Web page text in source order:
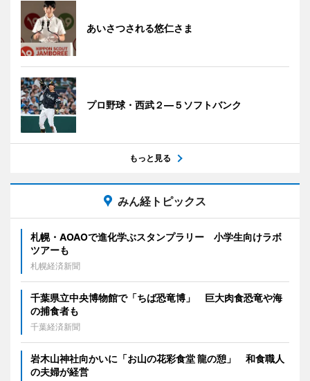
あいさつされる悠仁さま
プロ野球・西武２―５ソフトバンク
もっと見る
みん経トピックス
札幌・AOAOで進化学ぶスタンプラリー 小学生向けラボ
ツアーも
札幌経済新聞
千葉県立中央博物館で「ちば恐竜博」 巨大肉食恐竜や海
の捕食者も
千葉経済新聞
岩木山神社向かいに「お山の花彩食堂 龍の憩」 和食職人
の夫婦が経営